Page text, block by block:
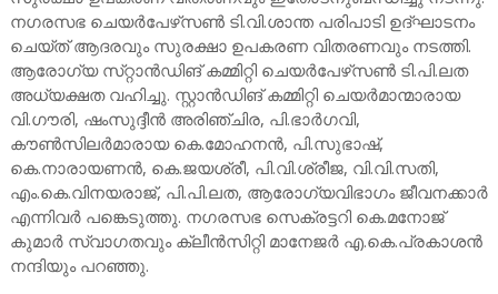
നഗരസഭ ചെയര്‍പേഴ്‌സണ്‍ ടി.വി.ശാന്ത പരിപാടി ഉദ്‌ഘാടനം
ചെയ്‌ത്‌ ആദരവും സുരക്ഷാ ഉപകരണ വിതരണവും നടത്തി.
ആരോഗ്യ സ്‌റ്റാന്‍ഡിങ്‌ കമ്മിറ്റി ചെയര്‍പേഴ്‌സണ്‍ ടി.പി.ലത
അധ്യക്ഷത വഹിച്ചു. സ്റ്റാന്‍ഡിങ്‌ കമ്മിറ്റി ചെയര്‍മാന്മാരായ
വി.ഗൗരി, ഷംസുദ്ദീന്‍ അരിഞ്ചിര, പി.ഭാര്‍ഗവി,
കൗണ്‍സിലര്‍മാരായ കെ.മോഹനന്‍, പി.സുഭാഷ്‌,
കെ.നാരായണന്‍, കെ.ജയശ്രീ, പി.വി.ശ്രീജ, വി.വി.സതി,
എം.കെ.വിനയരാജ്‌, പി.പി.ലത, ആരോഗ്യവിഭാഗം ജീവനക്കാര്‍
എന്നിവര്‍ പങ്കെടുത്തു. നഗരസഭ സെക്രട്ടറി കെ.മനോജ്‌
കുമാര്‍ സ്വാഗതവും ക്ലീന്‍സിറ്റി മാനേജര്‍ എ.കെ.പ്രകാശന്‍
നന്ദിയും പറഞ്ഞു.